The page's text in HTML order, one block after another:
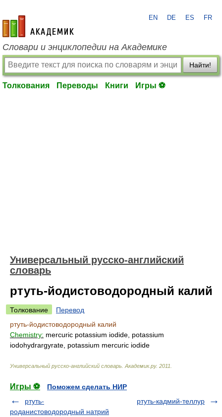
academic.ru
EN DE ES FR
Словари и энциклопедии на Академике
Найти!
Толкования Переводы Книги Игры ⚽
Универсальный русско-английский
словарь
ртуть-йодистоводородный калий
Толкование
Перевод
ртуть-йодистоводородный калий
Chemistry: mercuric potassium iodide, potassium
iodohydrargyrate, potassium mercuric iodide
Универсальный русско-английский словарь Академик.ру. 2011
Игры ⚽
Поможем сделать НИР
ртуть-
роданистоводородный натрий
ртуть-кадмий-теллур